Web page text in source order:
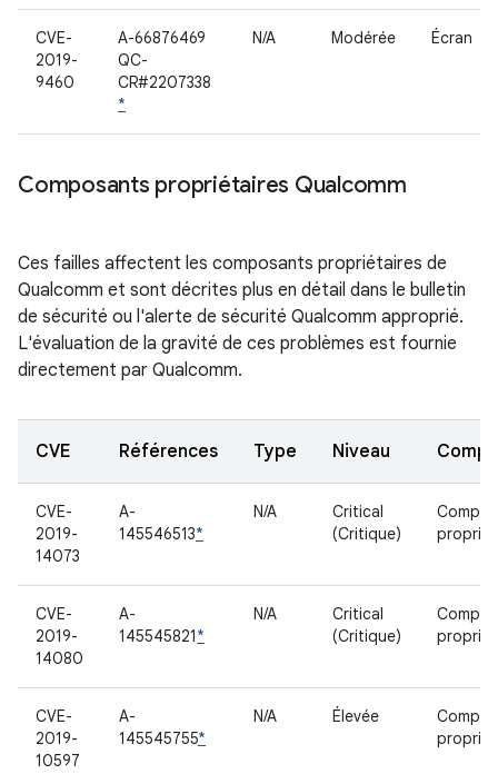
CVE-
2019-
9460
A-66876469
QC-
CR#2207338
*
N/A Modérée Écran
Composants propriétaires Qualcomm
Ces failles affectent les composants propriétaires de
Qualcomm et sont décrites plus en détail dans le bulletin
de sécurité ou l'alerte de sécurité Qualcomm approprié.
L'évaluation de la gravité de ces problèmes est fournie
directement par Qualcomm.
CVE Références Type Niveau
CVE-
2019-
14073
A-
145546513*
N/A
Critical
(Critique)
CVE-
2019-
14080
A-
145545821*
N/A
Critical
(Critique)
CVE-
2019-
10597
A-
145545755*
N/A Élevée